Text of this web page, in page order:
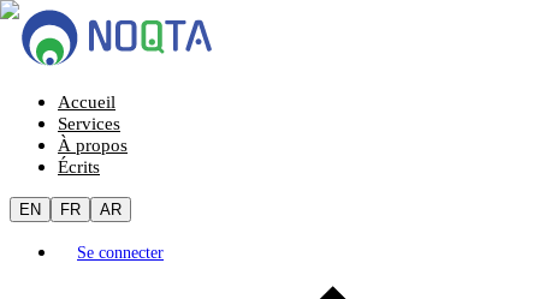
Accueil
Services
À propos
Écrits
EN FR AR
Se connecter